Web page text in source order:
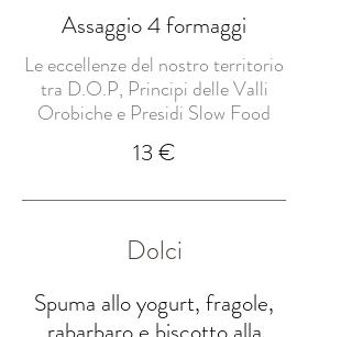
Assaggio 4 formaggi
Le eccellenze del nostro territorio
tra D.O.P, Principi delle Valli
Orobiche e Presidi Slow Food
13 €
Dolci
Spuma allo yogurt, fragole,